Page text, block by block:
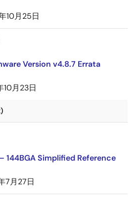
10月25日
Version v4.8.7 Errata
10月23日
144BGA Simplified Reference
7月27日